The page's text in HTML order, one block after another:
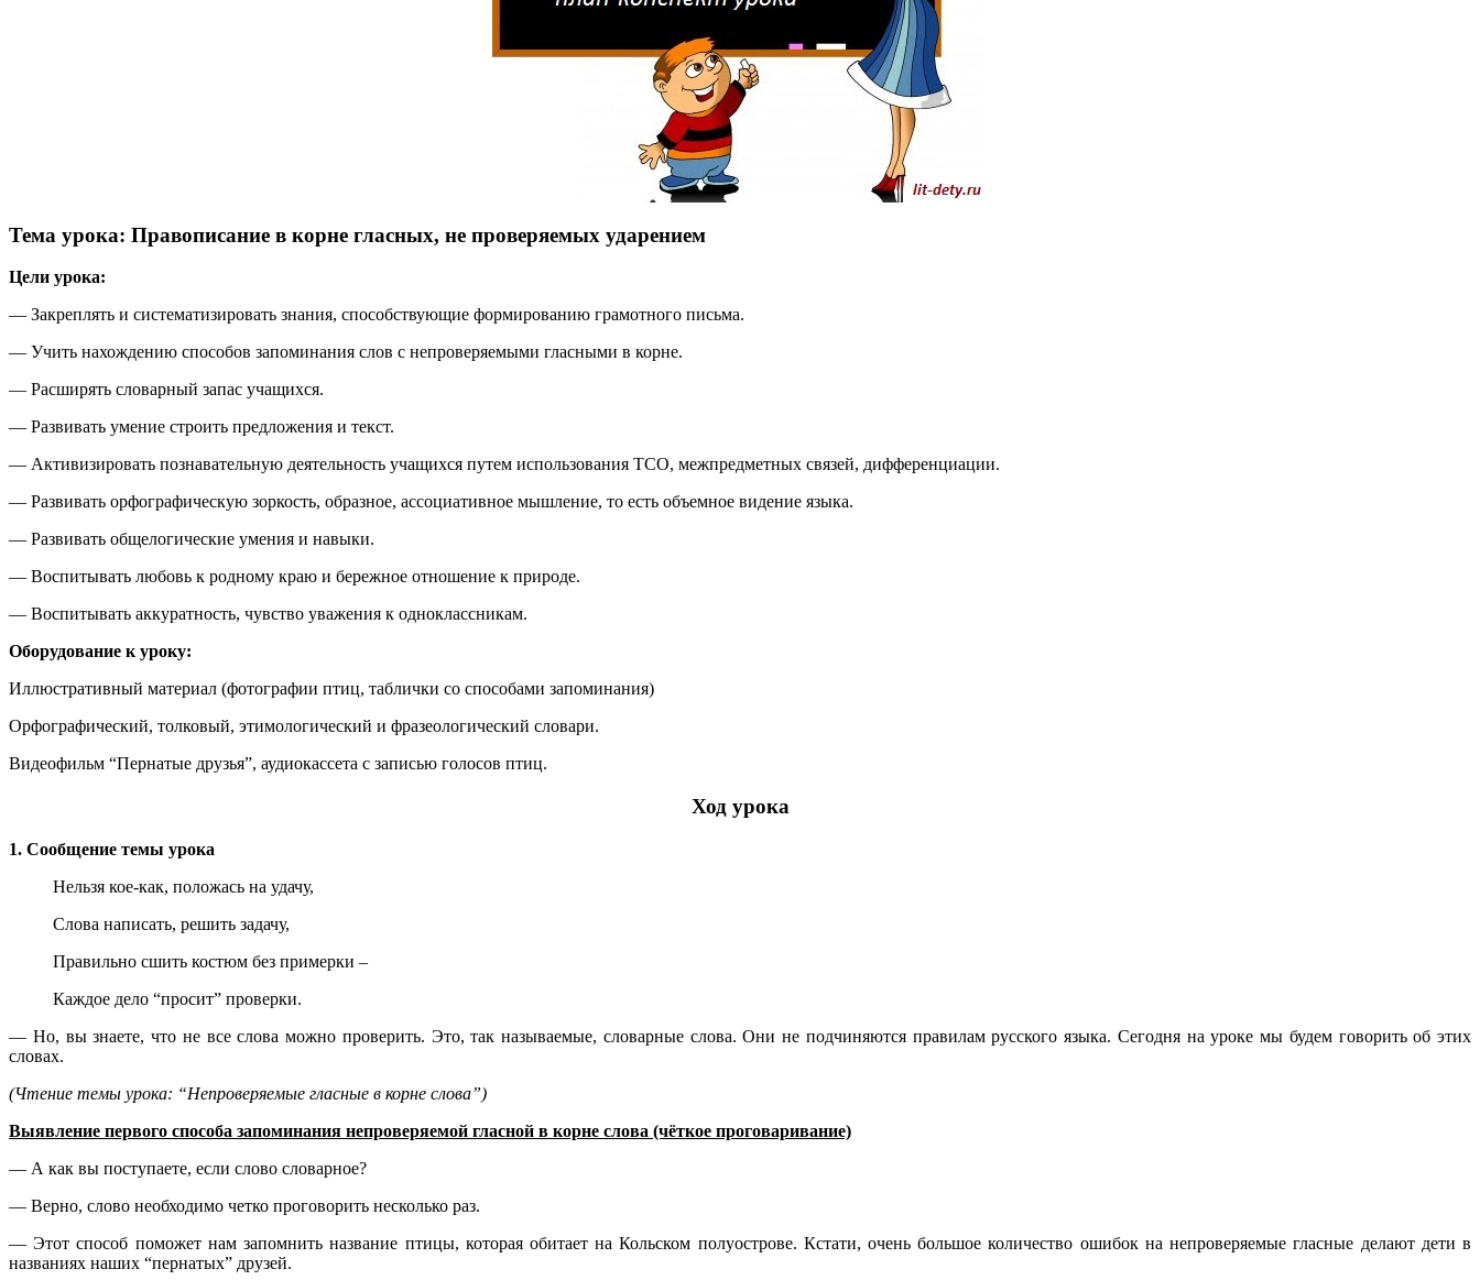
Тема урока: Правописание в корне гласных, не проверяемых ударением
Цели урока:
— Закреплять и систематизировать знания, способствующие формированию грамотного письма.
— Учить нахождению способов запоминания слов с непроверяемыми гласными в корне.
— Расширять словарный запас учащихся.
— Развивать умение строить предложения и текст.
— Активизировать познавательную деятельность учащихся путем использования ТСО, межпредметных связей, дифференциации.
— Развивать орфографическую зоркость, образное, ассоциативное мышление, то есть объемное видение языка.
— Развивать общелогические умения и навыки.
— Воспитывать любовь к родному краю и бережное отношение к природе.
— Воспитывать аккуратность, чувство уважения к одноклассникам.
Оборудование к уроку:
Иллюстративный материал (фотографии птиц, таблички со способами запоминания)
Орфографический, толковый, этимологический и фразеологический словари.
Видеофильм “Пернатые друзья”, аудиокассета с записью голосов птиц.
Ход урока
1. Сообщение темы урока
Нельзя кое-как, положась на удачу,
Слова написать, решить задачу,
Правильно сшить костюм без примерки –
Каждое дело “просит” проверки.
— Но, вы знаете, что не все слова можно проверить. Это, так называемые, словарные слова. Они не подчиняются правилам русского языка. Сегодня на уроке мы будем говорить об этих
словах.
(Чтение темы урока: “Непроверяемые гласные в корне слова”)
Выявление первого способа запоминания непроверяемой гласной в корне слова (чёткое проговаривание)
— А как вы поступаете, если слово словарное?
— Верно, слово необходимо четко проговорить несколько раз.
— Этот способ поможет нам запомнить название птицы, которая обитает на Кольском полуострове. Кстати, очень большое количество ошибок на непроверяемые гласные делают дети в
названиях наших “пернатых” друзей.